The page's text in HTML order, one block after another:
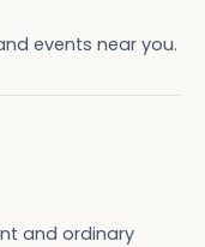
events near you.
and ordinary